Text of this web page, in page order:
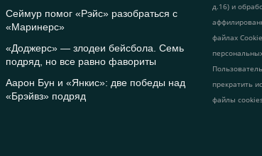
Сеймур помог «Рэйс» разобраться с
«Маринерс»
«Доджерс» — злодеи бейсбола. Семь
подряд, но все равно фавориты
Аарон Бун и «Янкис»: две победы над
«Брэйвз» подряд
д.16) и
файлах
прекратить
файлы